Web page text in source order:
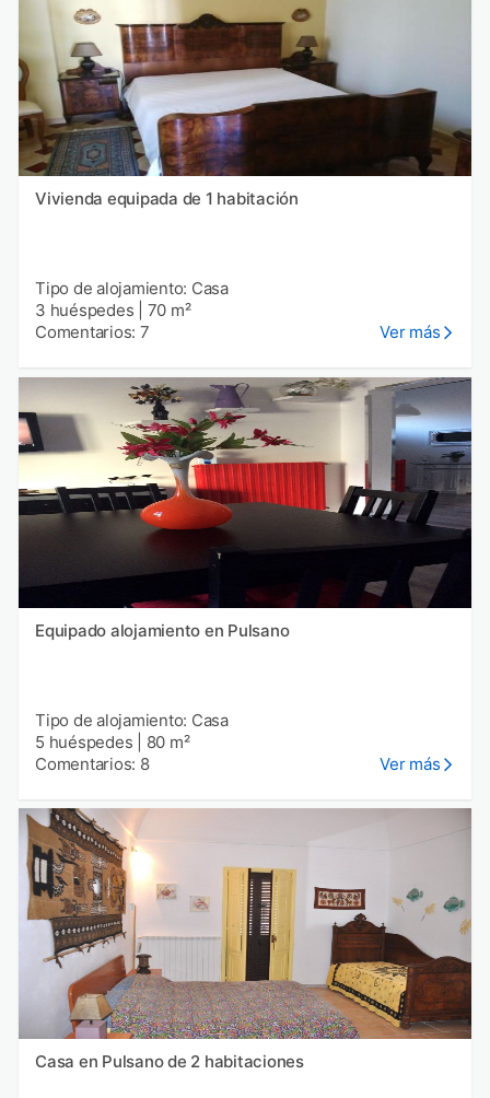
Vivienda equipada de 1 habitación
Tipo de alojamiento: Casa
3 huéspedes
70 m²
Comentarios: 7
Ver más
Equipado alojamiento en Pulsano
Tipo de alojamiento: Casa
5 huéspedes
80 m²
Comentarios: 8
Ver más
Casa en Pulsano de 2 habitaciones